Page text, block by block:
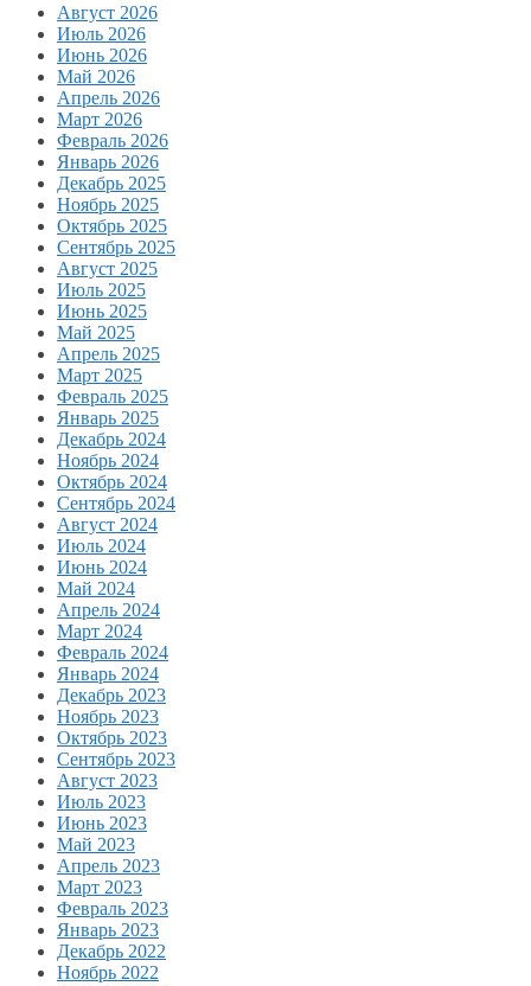
Август 2026
Июль 2026
Июнь 2026
Май 2026
Апрель 2026
Март 2026
Февраль 2026
Январь 2026
Декабрь 2025
Ноябрь 2025
Октябрь 2025
Сентябрь 2025
Август 2025
Июль 2025
Июнь 2025
Май 2025
Апрель 2025
Март 2025
Февраль 2025
Январь 2025
Декабрь 2024
Ноябрь 2024
Октябрь 2024
Сентябрь 2024
Август 2024
Июль 2024
Июнь 2024
Май 2024
Апрель 2024
Март 2024
Февраль 2024
Январь 2024
Декабрь 2023
Ноябрь 2023
Октябрь 2023
Сентябрь 2023
Август 2023
Июль 2023
Июнь 2023
Май 2023
Апрель 2023
Март 2023
Февраль 2023
Январь 2023
Декабрь 2022
Ноябрь 2022